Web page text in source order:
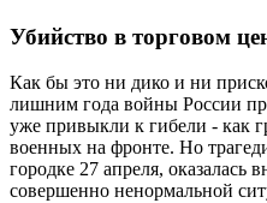
Убийство в торговом
Как бы это ни дико и ни
лишним года войны России
уже привыкли к гибели - как
военных на фронте. Но
городке 27 апреля, оказалась
совершенно ненормальной